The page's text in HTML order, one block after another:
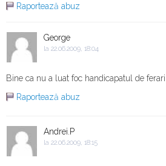
Raportează abuz
George
la 22.06.2009, 18:04
Bine ca nu a luat foc handicapatul de ferari
Raportează abuz
Andrei.P
la 22.06.2009, 18:15